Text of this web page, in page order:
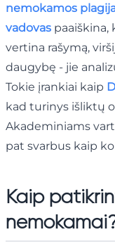
nemokamos
vadovas
vertina rašymą,
daugybę - jie
Tokie įrankiai kaip
kad turinys išliktų
Akademiniams
pat svarbus kaip
Kaip
nemokamai